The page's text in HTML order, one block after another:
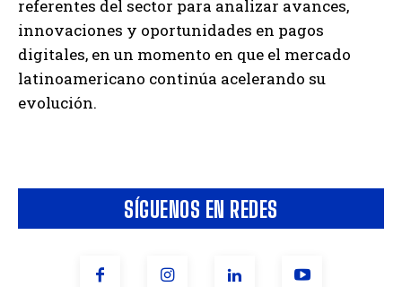
SÍGUENOS EN REDES
referentes del sector para analizar avances,
innovaciones y oportunidades en pagos
digitales, en un momento en que el mercado
latinoamericano continúa acelerando su
evolución.